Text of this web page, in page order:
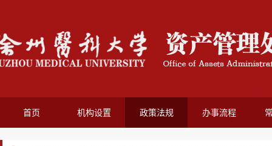
首页 机构设置 政策法规 办事流程